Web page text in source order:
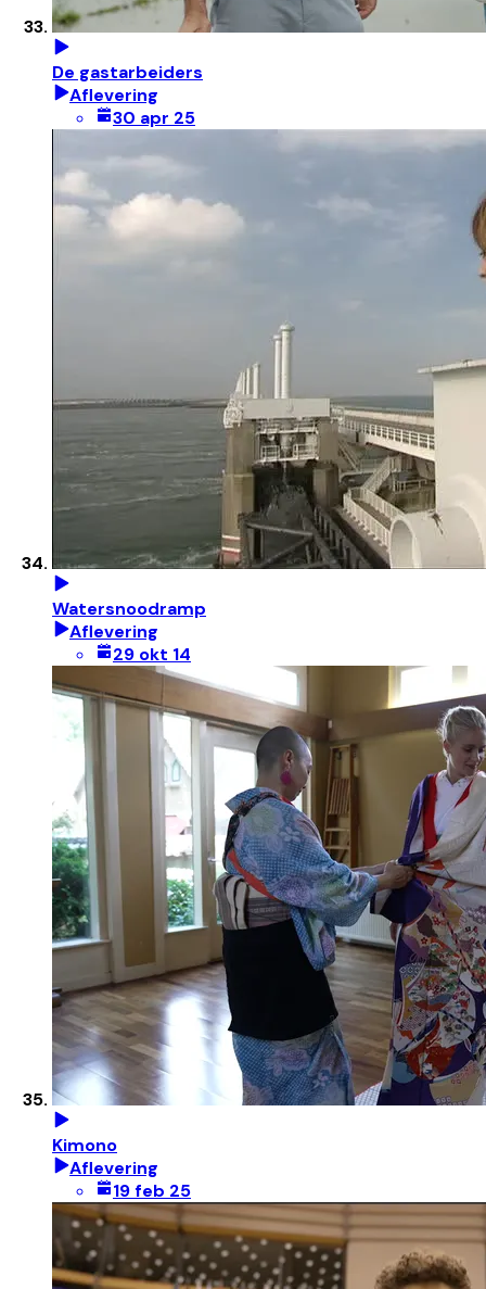
De gastarbeiders
Aflevering
30 apr 25
Watersnoodramp
Aflevering
29 okt 14
Kimono
Aflevering
19 feb 25